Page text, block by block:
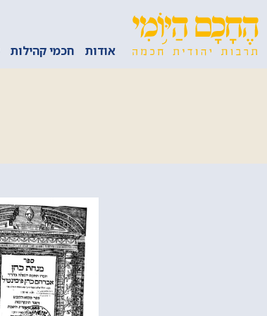
אודות חכמי קהילות